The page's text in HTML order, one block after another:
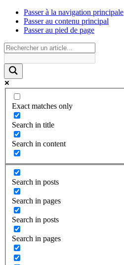
Passer à la navigation principale
Passer au contenu principal
Passer au pied de page
Exact matches only
Search in title
Search in content
Search in posts
Search in pages
Search in posts
Search in pages